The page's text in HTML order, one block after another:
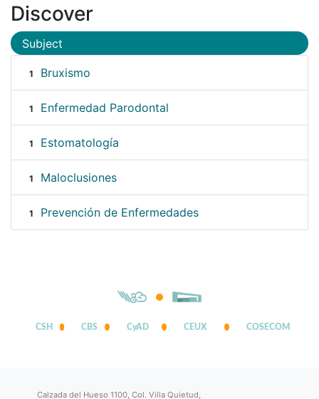
Discover
Subject
1 Bruxismo
1 Enfermedad Parodontal
1 Estomatología
1 Maloclusiones
1 Prevención de Enfermedades
CSH CBS CyAD CEUX COSECOM
Calzada del Hueso 1100, Col. Villa Quietud,